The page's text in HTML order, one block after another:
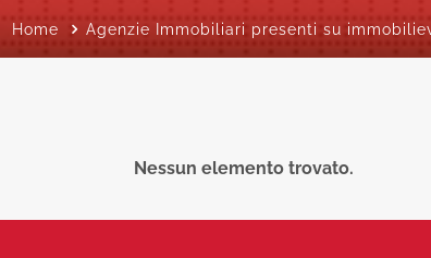
Home Agenzie Immobiliari presenti su
Nessun elemento trovato.